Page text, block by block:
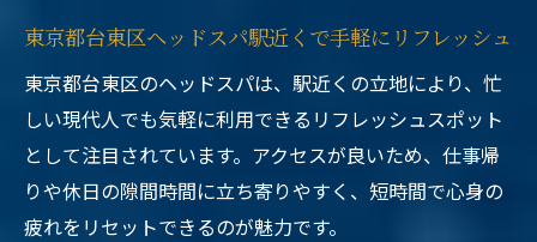
東京都台東区ヘッドスパ駅近くで手軽にリフレッシュ
東京都台東区のヘッドスパは、駅近くの立地により、忙
しい現代人でも気軽に利用できるリフレッシュスポット
として注目されています。アクセスが良いため、仕事帰
りや休日の隙間時間に立ち寄りやすく、短時間で心身の
疲れをリセットできるのが魅力です。